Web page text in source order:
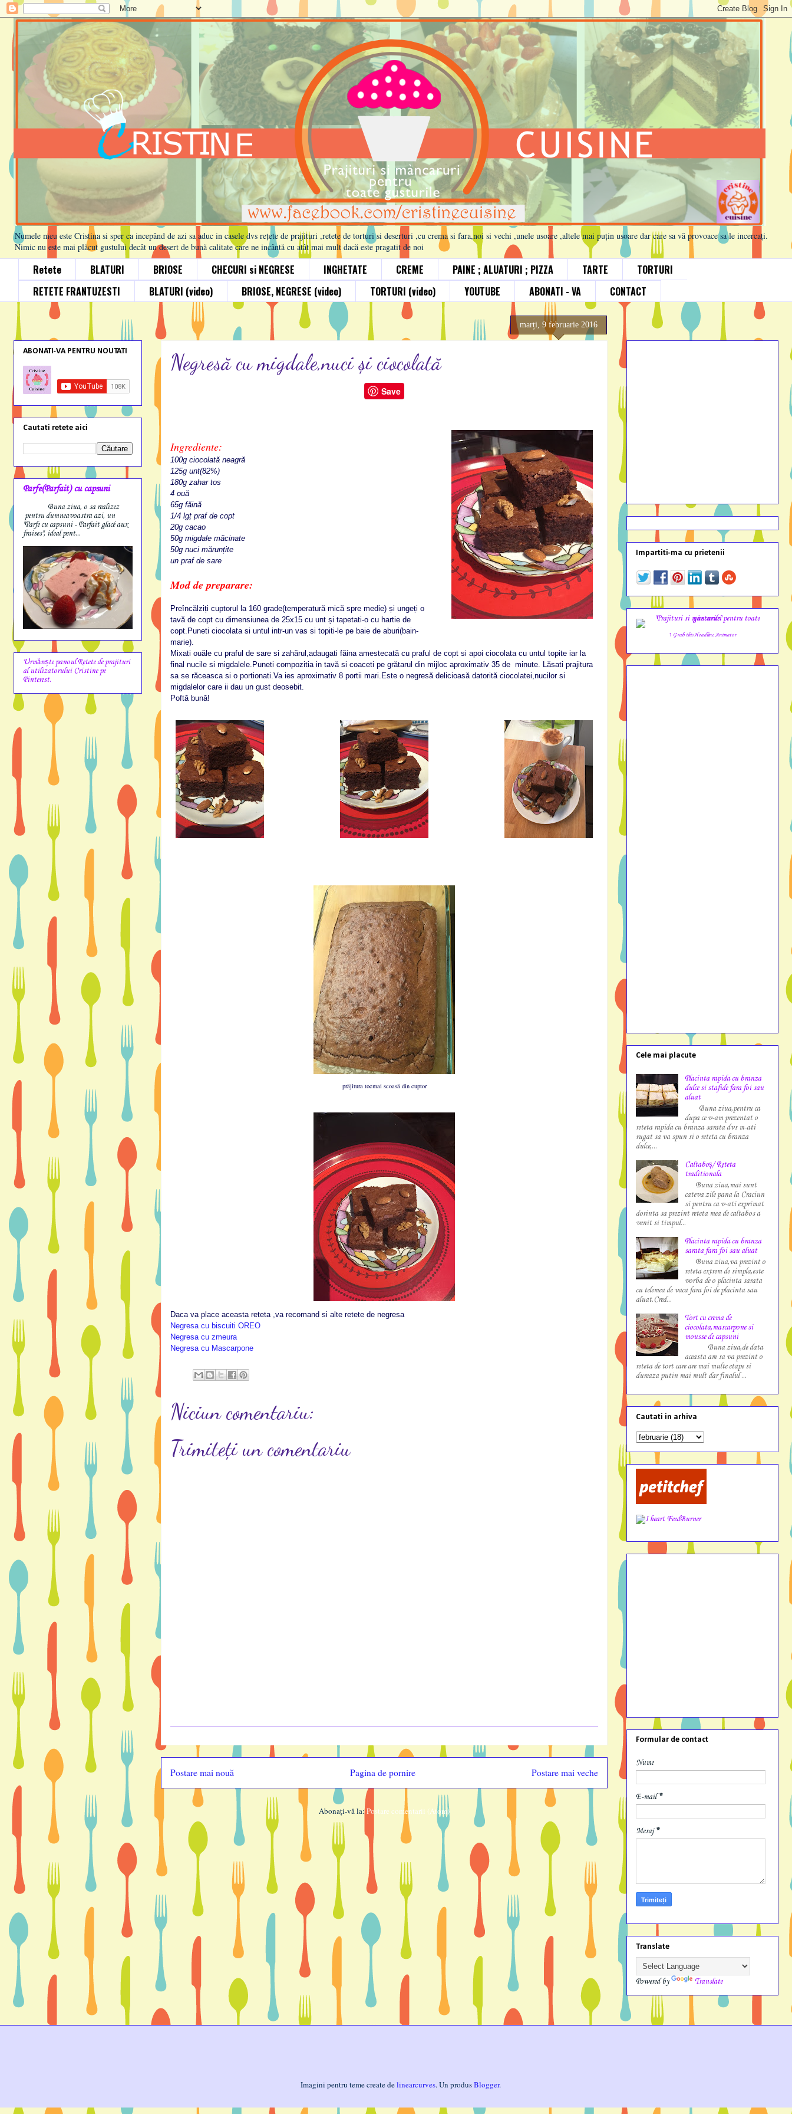
Numele meu este Cristina si sper ca incepând de azi sa aduc in casele dvs rețete de prajituri ,retete de torturi si deserturi ,cu crema si fara,noi si vechi ,unele usoare ,altele mai puțin usoare dar care sa vă provoace sa le incercați.
Nimic nu este mai plăcut gustului decât un desert de bună calitate care ne incântă cu atât mai mult dacă este pragatit de noi
Retete BLATURI BRIOSE CHECURI si NEGRESE INGHETATE CREME PAINE ; ALUATURI ; PIZZA TARTE
TORTURI
RETETE FRANTUZESTI
BLATURI (video) BRIOSE, NEGRESE (video) TORTURI (video) YOUTUBE ABONATI - VA CONTACT
marți, 9 februarie 2016
Negresă cu migdale,nuci și ciocolată
Save
Ingrediente:
100g ciocolată neagră
125g unt(82%)
180g zahar tos
4 ouă
65g făină
1/4 lgț praf de copt
20g cacao
50g migdale măcinate
50g nuci mărunțite
un praf de sare
Mod de preparare:
Preîncălziți cuptorul la 160 grade(temperatură mică spre medie) și ungeți o
tavă de copt cu dimensiunea de 25x15 cu unt și tapetati-o cu hartie de
copt.Puneti ciocolata si untul intr-un vas si topiti-le pe baie de aburi(bain-
marie).
Mixati ouăle cu praful de sare si zahărul,adaugati făina amestecată cu praful de copt si apoi ciocolata cu untul topite iar la
final nucile si migdalele.Puneti compozitia in tavă si coaceti pe grătarul din mijloc aproximativ 35 de minute. Lăsati prajitura
sa se răceasca si o portionati.Va ies aproximativ 8 portii mari.Este o negresă delicioasă datorită ciocolatei,nucilor si
migdalelor care ii dau un gust deosebit.
Poftă bună!
prăjitura tocmai scoasă din cuptor
Daca va place aceasta reteta , va recomand si alte retete de negresa
Negresa cu biscuiti OREO
Negresa cu zmeura
Negresa cu Mascarpone
Niciun comentariu:
Trimiteți un comentariu
Postare mai nouă Postare mai veche
Pagina de pornire
Abonați-vă la:Postare comentarii (Atom)
ABONATI-VA PENTRU NOUTATI
Cautati retete aici
Parfe(Parfait) cu capsuni
Buna ziua, o sa realizez
pentru dumneavoastra azi, un
"Parfe cu capsuni - Parfait glacé aux
fraises", ideal pent...
Urmărește panoul Retete de prajituri
al utilizatorului Cristine pe
Pinterest.
Impartiti-ma cu prietenii
↑ Grab this Headline Animator
Cele mai placute
Placinta rapida cu branza
dulce si stafide fara foi sau
aluat
Buna ziua,pentru ca
dupa ce v-am prezentat o
reteta rapida cu branza sarata dvs m-ati
rugat sa va spun si o reteta cu branza
dulce,...
Caltaboș/ Reteta
traditionala
Buna ziua,mai sunt
cateva zile pana la Craciun
si pentru ca v-ati exprimat
dorinta sa prezint reteta mea de caltabos a
venit si timpul...
Placinta rapida cu branza
sarata fara foi sau aluat
Buna ziua,va prezint o
reteta extrem de simpla,este
vorba de o placinta sarata
cu telemea de vaca fara foi de placinta sau
aluat.Cred...
Tort cu crema de
ciocolata,mascarpone si
mousse de capsuni
Buna ziua,de data
aceasta am sa va prezint o
reteta de tort care are mai multe etape si
dureaza putin mai mult dar finalul ...
Cautati in arhiva
Formular de contact
Nume
E-mail *
Mesaj *
Translate
Powered by Translate
Imagini pentru teme create delinearcurves. Un produsBlogger.